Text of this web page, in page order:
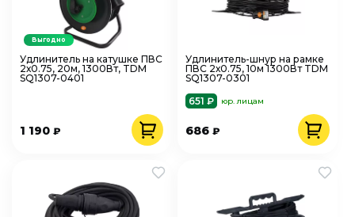
Удлинитель на катушке ПВС
2х0.75, 20м, 1300Вт, TDM
SQ1307-0401
1 190 ₽
Выгодно
Удлинитель-шнур на рамке
ПВС 2х0.75, 10м 1300Вт TDM
SQ1307-0301
651 ₽
юр. лицам
686₽